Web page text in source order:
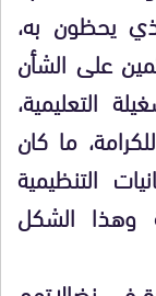
يحظون به،
على الشأن
التعليمية،
ما كان
التنظيمية
وهذا الشكل